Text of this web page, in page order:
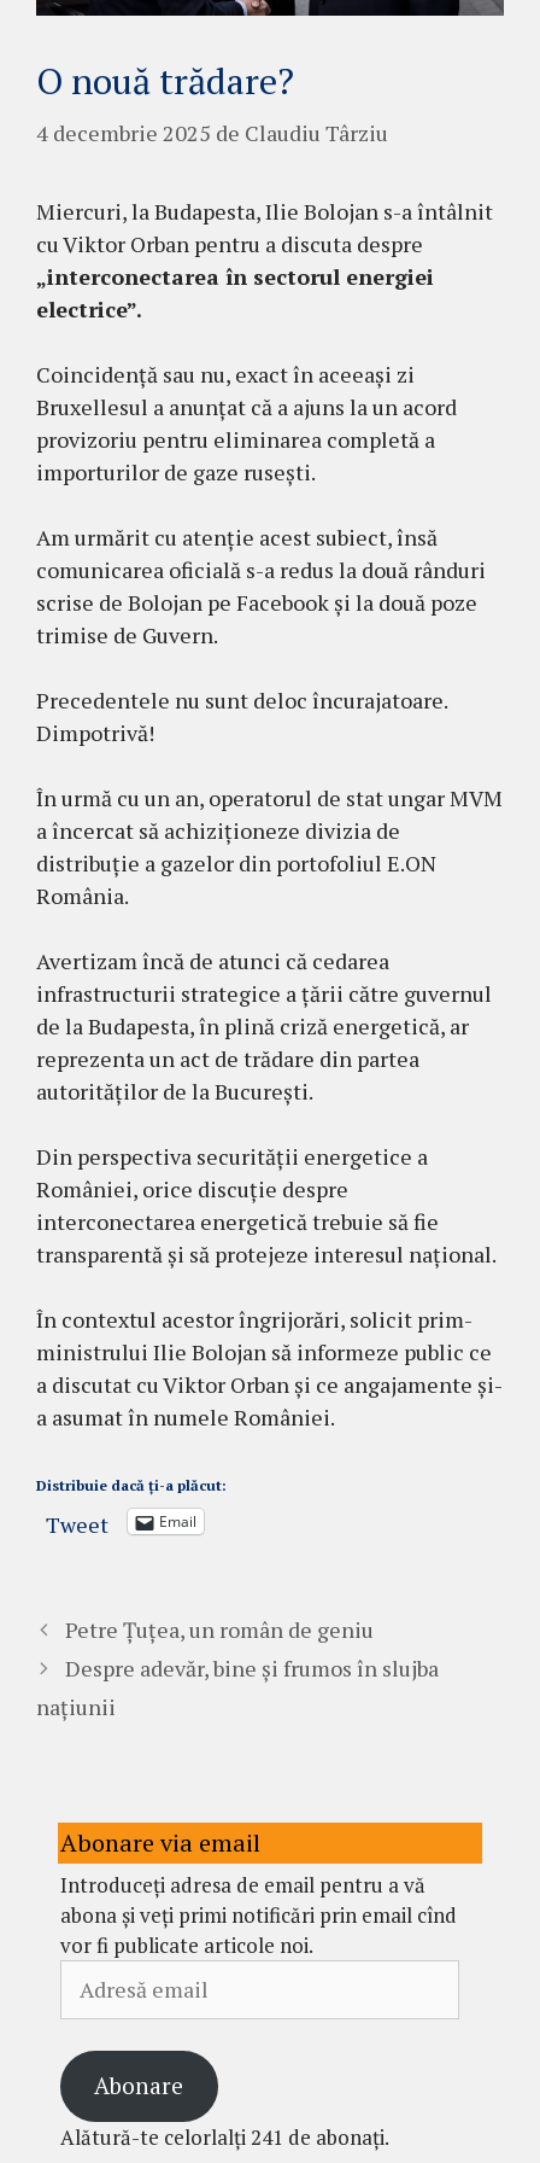
O nouă trădare?
4 decembrie 2025 de Claudiu Târziu
Miercuri, la Budapesta, Ilie Bolojan s-a întâlnit
cu Viktor Orban pentru a discuta despre
„interconectarea în sectorul energiei
electrice”.
Coincidență sau nu, exact în aceeași zi
Bruxellesul a anunțat că a ajuns la un acord
provizoriu pentru eliminarea completă a
importurilor de gaze rusești.
Am urmărit cu atenție acest subiect, însă
comunicarea oficială s-a redus la două rânduri
scrise de Bolojan pe Facebook și la două poze
trimise de Guvern.
Precedentele nu sunt deloc încurajatoare.
Dimpotrivă!
În urmă cu un an, operatorul de stat ungar MVM
a încercat să achiziționeze divizia de
distribuție a gazelor din portofoliul E.ON
România.
Avertizam încă de atunci că cedarea
infrastructurii strategice a țării către guvernul
de la Budapesta, în plină criză energetică, ar
reprezenta un act de trădare din partea
autorităților de la București.
Din perspectiva securității energetice a
României, orice discuție despre
interconectarea energetică trebuie să fie
transparentă și să protejeze interesul național.
În contextul acestor îngrijorări, solicit prim-
ministrului Ilie Bolojan să informeze public ce
a discutat cu Viktor Orban și ce angajamente și-
a asumat în numele României.
Distribuie dacă ți-a plăcut:
Tweet Email
Petre Țuțea, un român de geniu
Despre adevăr, bine și frumos în slujba
națiunii
Abonare via email
Introduceți adresa de email pentru a vă
abona și veți primi notificări prin email cînd
vor fi publicate articole noi.
email
Abonare
Alătură-te celorlalți 241 de abonați.